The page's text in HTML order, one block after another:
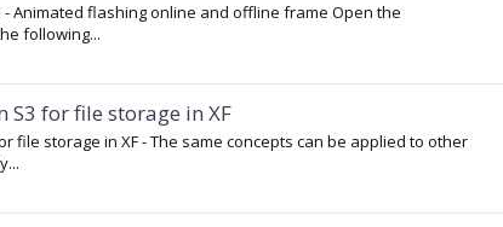
Animated flashing online and offline frame Open the
following...
S3 for file storage in XF
file storage in XF - The same concepts can be applied to other